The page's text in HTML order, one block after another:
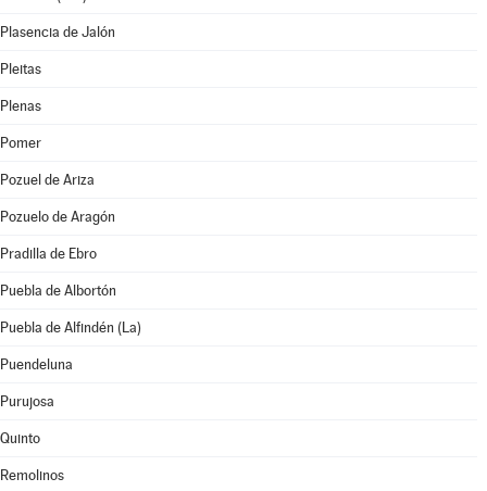
Plasencia de Jalón
Pleitas
Plenas
Pomer
Pozuel de Ariza
Pozuelo de Aragón
Pradilla de Ebro
Puebla de Albortón
Puebla de Alfindén (La)
Puendeluna
Purujosa
Quinto
Remolinos